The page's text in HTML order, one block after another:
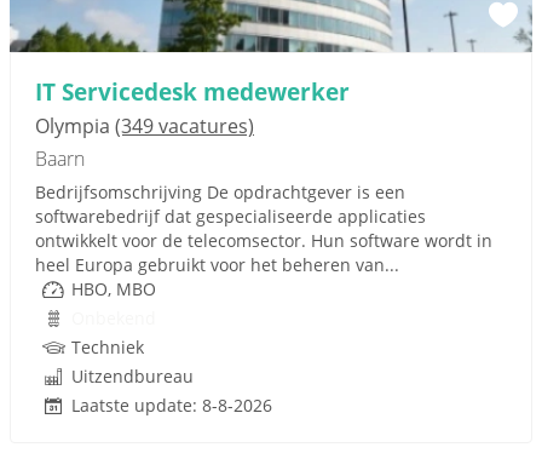
IT Servicedesk medewerker
Olympia (349 vacatures)
Baarn
Bedrijfsomschrijving De opdrachtgever is een
softwarebedrijf dat gespecialiseerde applicaties
ontwikkelt voor de telecomsector. Hun software wordt in
heel Europa gebruikt voor het beheren van...
HBO, MBO
Techniek
Uitzendbureau
Laatste update: 8-8-2026